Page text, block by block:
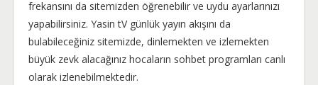
frekansını da sitemizden öğrenebilir ve uydu ayarlarınızı
yapabilirsiniz. Yasin tV günlük yayın akışını da
bulabileceğiniz sitemizde, dinlemekten ve izlemekten
büyük zevk alacağınız hocaların sohbet programları canlı
olarak izlenebilmektedir.